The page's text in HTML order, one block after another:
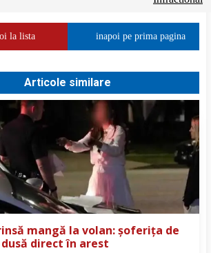
la lista inapoi pe prima pagina
Articole similare
mangă la volan: șoferița de
dusă direct în arest